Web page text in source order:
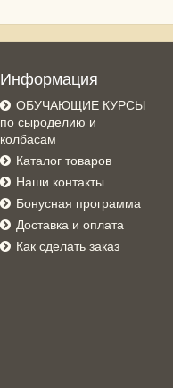
Информация
ОБУЧАЮЩИЕ КУРСЫ
по сыроделию и
колбасам
Каталог товаров
Наши контакты
Бонусная программа
Доставка и оплата
Как сделать заказ